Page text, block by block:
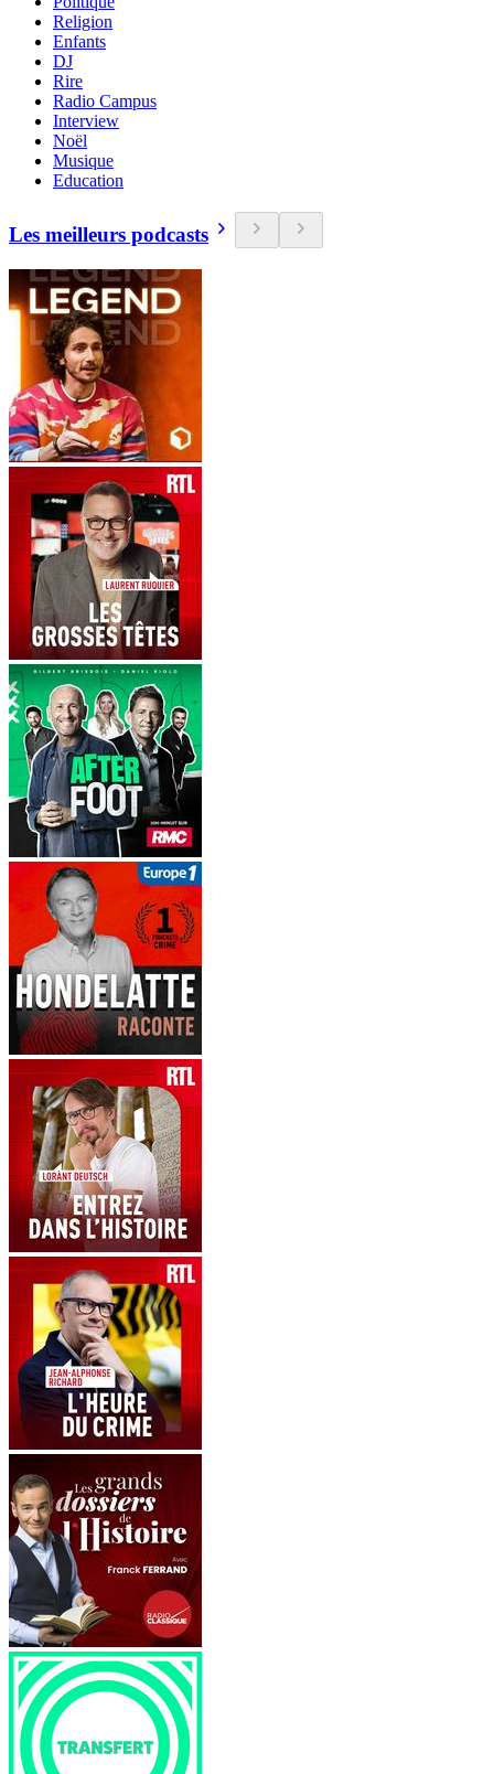
Religion
Enfants
DJ
Rire
Radio Campus
Interview
Noël
Musique
Education
Les meilleurs podcasts